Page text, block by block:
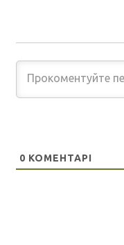
0 КОМЕНТАРІ